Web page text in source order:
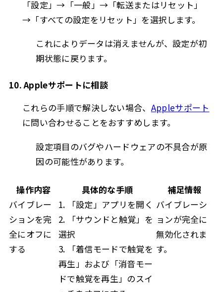
「設定」→「一般」→「転送またはリセット」
→「すべての設定をリセット」を選択します。
これによりデータは消えませんが、設定が初
期状態に戻ります。
10. Appleサポートに相談
これらの手順で解決しない場合、 Appleサポート
に問い合わせることをおすすめします。
設定項目のバグやハードウェアの不具合が原
因の可能性があります。
操作内容 具体的な手順
補足情報
バイブレー
ションを完
全にオフに
する
1. 「設定」アプリを開く
2. 「サウンドと触覚」を
選択
3. 「着信モードで触覚を
再生」および「消音モー
ドで触覚を再生」のスイ
バイブレーシ
ョンが完全に
無効化されま
す。